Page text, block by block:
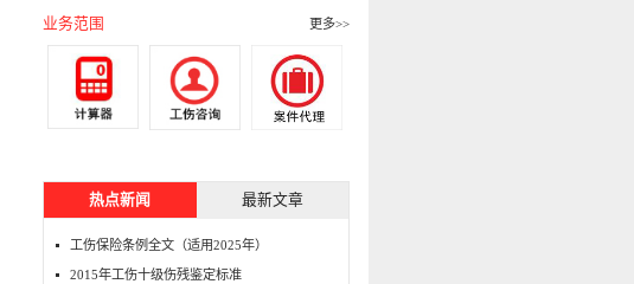
业务范围 更多>>
热点新闻 最新文章
工伤保险条例全文（适用2025年）
2015年工伤十级伤残鉴定标准